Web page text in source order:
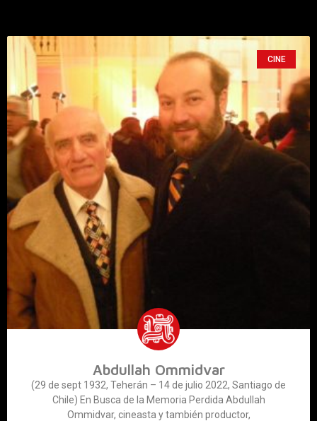
CINE
Abdullah Ommidvar
(29 de sept 1932, Teherán – 14 de julio 2022, Santiago de
Chile) En Busca de la Memoria Perdida Abdullah
Ommidvar, cineasta y también productor,